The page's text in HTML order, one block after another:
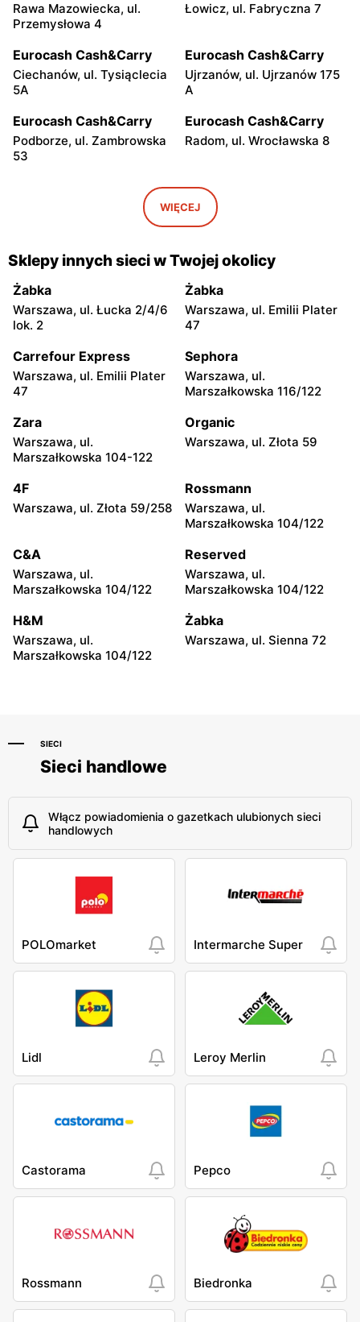
Rawa Mazowiecka, ul.
Przemysłowa 4
Łowicz, ul. Fabryczna 7
Eurocash Cash&Carry
Ciechanów, ul. Tysiąclecia
5A
Eurocash Cash&Carry
Ujrzanów, ul. Ujrzanów 175
A
Eurocash Cash&Carry
Podborze, ul. Zambrowska
53
Eurocash Cash&Carry
Radom, ul. Wrocławska 8
Eurocash Cash&Carry
Radom, ul. Graniczna 1
Eurocash Cash&Carry
Ryki, ul. Przemysłowa 8
Płock, ul. Kostrogaj 21 Łuków, ul. Farfak 2
Eurocash Cash&Carry
Tomaszów Mazowiecki, ul.
Wysoka 11-17
Eurocash Cash&Carry
Ławy, ul. Przemysłowa 32
Eurocash Cash&Carry
Opoczno, ul. Inowłodzka 36
Eurocash Cash&Carry
Mława, ul. Gdyńska 18
Sierpc, ul. Górzewo 25 Puławy, ul. Składowa 4
Eurocash Cash&Carry
Dzieciątka Jezus 91 A
Ekonomii 15
Eurocash Cash&Carry
Fabryczna 1/3
Eurocash Cash&Carry
Grota Roweckiego 8a
Eurocash Cash&Carry
WIĘCEJ
Sklepy innych sieci w Twojej okolicy
Żabka
Warszawa, ul. Łucka 2/4/6
lok. 2
Żabka
Warszawa, ul. Emilii Plater
47
Carrefour Express
Warszawa, ul. Emilii Plater
47
Sephora
Warszawa, ul.
Marszałkowska 116/122
Zara
Warszawa, ul.
Marszałkowska 104-122
Organic
Warszawa, ul. Złota 59
4F
Warszawa, ul. Złota 59/258
Rossmann
Warszawa, ul.
Marszałkowska 104/122
C&A
Warszawa, ul.
Marszałkowska 104/122
Reserved
Warszawa, ul.
Marszałkowska 104/122
H&M
Warszawa, ul.
Marszałkowska 104/122
Żabka
Warszawa, ul. Sienna 72
SIECI
Sieci handlowe
Włącz powiadomienia o gazetkach ulubionych sieci
handlowych
POLOmarket Intermarche Super
Lidl Leroy Merlin
Castorama Pepco
Rossmann Biedronka